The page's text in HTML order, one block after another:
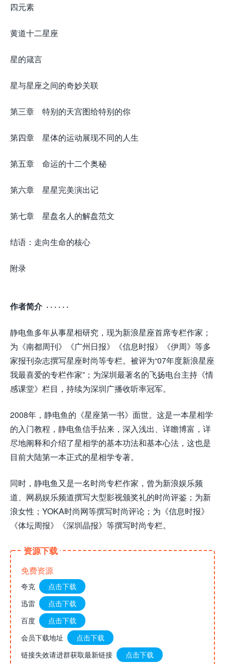
四元素
黄道十二星座
星的箴言
星与星座之间的奇妙关联
第三章 特别的天宫图给特别的你
第四章 星体的运动展现不同的人生
第五章 命运的十二个奥秘
第六章 星星完美演出记
第七章 星盘名人的解盘范文
结语：走向生命的核心
附录
作者简介 · · · · · ·
静电鱼多年从事星相研究，现为新浪星座首席专栏作家；
为《南都周刊》《广州日报》《信息时报》《伊周》等多
家报刊杂志撰写星座时尚等专栏。被评为“07年度新浪星座
我最喜爱的专栏作家”；为深圳最著名的飞扬电台主持《情
感课堂》栏目，持续为深圳广播收听率冠军。
2008年，静电鱼的《星座第一书》面世。这是一本星相学
的入门教程，静电鱼信手拈来，深入浅出、详瞻博富，详
尽地阐释和介绍了星相学的基本功法和基本心法，这也是
目前大陆第一本正式的星相学专著。
同时，静电鱼又是一名时尚专栏作家，曾为新浪娱乐频
道、网易娱乐频道撰写大型影视颁奖礼的时尚评鉴；为新
浪女性；YOKA时尚网等撰写时尚评论；为《信息时报》
《体坛周报》《深圳晶报》等撰写时尚专栏。
资源下载
免费资源
夸克
点击下载
迅雷
点击下载
百度
点击下载
会员下载地址
点击下载
链接失效请进群获取最新链接
点击下载